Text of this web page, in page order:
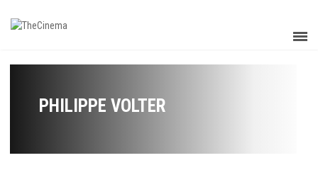
PHILIPPE VOLTER